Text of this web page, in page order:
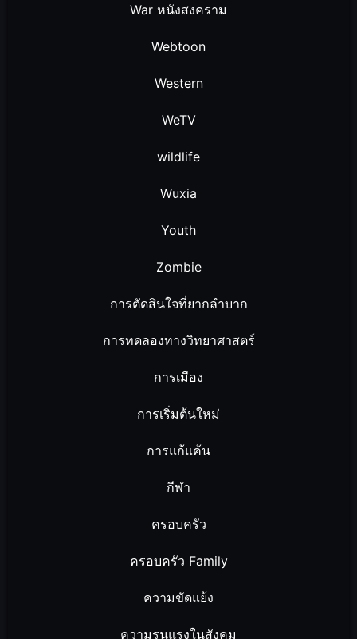
War หนังสงคราม
Webtoon
Western
WeTV
wildlife
Wuxia
Youth
Zombie
การตัดสินใจที่ยากลำบาก
การทดลองทางวิทยาศาสตร์
การเมือง
การเริ่มต้นใหม่
การแก้แค้น
กีฬา
ครอบครัว
ครอบครัว Family
ความขัดแย้ง
ความรุนแรงในสังคม